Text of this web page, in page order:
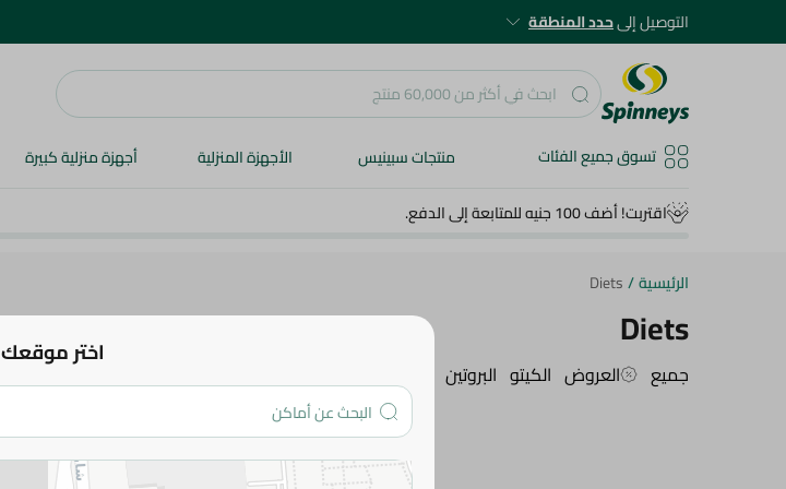
التوصيل إلىحدد المنطقة
تسوق جميع الفئات منتجات سبينيس الأجهزة المنزلية أجهزة منزلية كبيرة
اقتربت! أضف 100 جنيه للمتابعة إلى الدفع.
الرئيسية/
Diets
Diets
جميع العروض الكيتو البروتين
اختر موقعك